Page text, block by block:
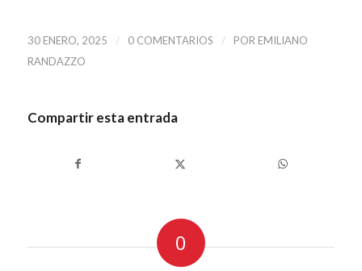
30 ENERO, 2025 / 0 COMENTARIOS / POR EMILIANO
RANDAZZO
Compartir esta entrada
0